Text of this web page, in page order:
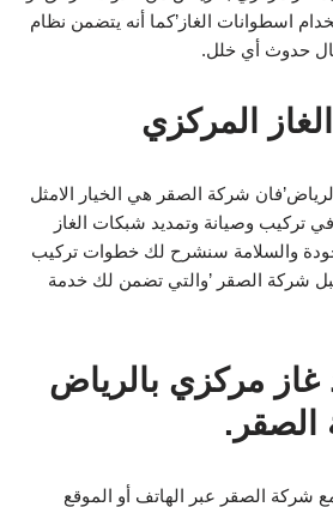
اسطوانات الغاز’كما أنه يتضمن نظام
حدوث أي خلل.
المركزي
شركة الصقر هي الخيار الامثل
وصيانة وتمديد شبكات الغاز
والسلامة سنشرح لك خطوات تركيب
شركة الصقر ’والتي تضمن لك خدمة
مركزي بالرياض
شركة الصقر عبر الهاتف أو الموقع